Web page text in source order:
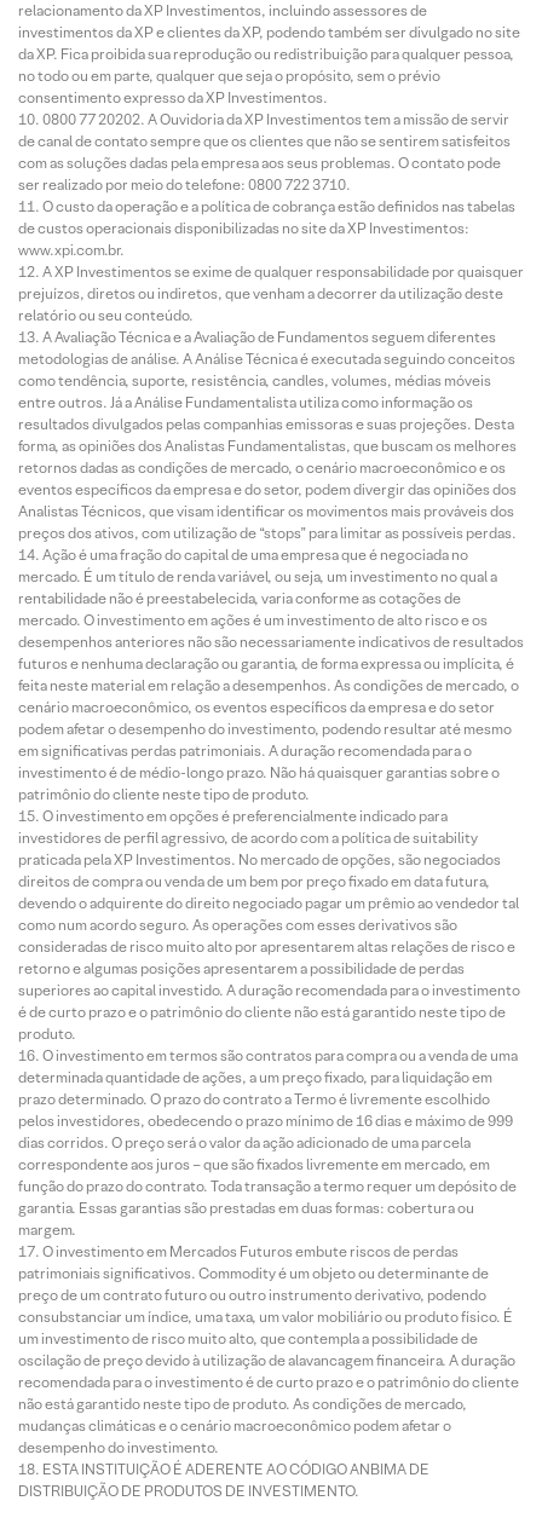
relacionamento da XP Investimentos, incluindo assessores de
investimentos da XP e clientes da XP, podendo também ser divulgado no site
da XP. Fica proibida sua reprodução ou redistribuição para qualquer pessoa,
no todo ou em parte, qualquer que seja o propósito, sem o prévio
consentimento expresso da XP Investimentos.
0800 77 20202. A Ouvidoria da XP Investimentos tem a missão de servir
de canal de contato sempre que os clientes que não se sentirem satisfeitos
com as soluções dadas pela empresa aos seus problemas. O contato pode
ser realizado por meio do telefone: 0800 722 3710.
O custo da operação e a política de cobrança estão definidos nas tabelas
de custos operacionais disponibilizadas no site da XP Investimentos:
www.xpi.com.br.
A XP Investimentos se exime de qualquer responsabilidade por quaisquer
prejuízos, diretos ou indiretos, que venham a decorrer da utilização deste
relatório ou seu conteúdo.
A Avaliação Técnica e a Avaliação de Fundamentos seguem diferentes
metodologias de análise. A Análise Técnica é executada seguindo conceitos
como tendência, suporte, resistência, candles, volumes, médias móveis
entre outros. Já a Análise Fundamentalista utiliza como informação os
resultados divulgados pelas companhias emissoras e suas projeções. Desta
forma, as opiniões dos Analistas Fundamentalistas, que buscam os melhores
retornos dadas as condições de mercado, o cenário macroeconômico e os
eventos específicos da empresa e do setor, podem divergir das opiniões dos
Analistas Técnicos, que visam identificar os movimentos mais prováveis dos
preços dos ativos, com utilização de “stops” para limitar as possíveis perdas.
Ação é uma fração do capital de uma empresa que é negociada no
mercado. É um título de renda variável, ou seja, um investimento no qual a
rentabilidade não é preestabelecida, varia conforme as cotações de
mercado. O investimento em ações é um investimento de alto risco e os
desempenhos anteriores não são necessariamente indicativos de resultados
futuros e nenhuma declaração ou garantia, de forma expressa ou implícita, é
feita neste material em relação a desempenhos. As condições de mercado, o
cenário macroeconômico, os eventos específicos da empresa e do setor
podem afetar o desempenho do investimento, podendo resultar até mesmo
em significativas perdas patrimoniais. A duração recomendada para o
investimento é de médio-longo prazo. Não há quaisquer garantias sobre o
patrimônio do cliente neste tipo de produto.
O investimento em opções é preferencialmente indicado para
investidores de perfil agressivo, de acordo com a política de suitability
praticada pela XP Investimentos. No mercado de opções, são negociados
direitos de compra ou venda de um bem por preço fixado em data futura,
devendo o adquirente do direito negociado pagar um prêmio ao vendedor tal
como num acordo seguro. As operações com esses derivativos são
consideradas de risco muito alto por apresentarem altas relações de risco e
retorno e algumas posições apresentarem a possibilidade de perdas
superiores ao capital investido. A duração recomendada para o investimento
é de curto prazo e o patrimônio do cliente não está garantido neste tipo de
produto.
O investimento em termos são contratos para compra ou a venda de uma
determinada quantidade de ações, a um preço fixado, para liquidação em
prazo determinado. O prazo do contrato a Termo é livremente escolhido
pelos investidores, obedecendo o prazo mínimo de 16 dias e máximo de 999
dias corridos. O preço será o valor da ação adicionado de uma parcela
correspondente aos juros – que são fixados livremente em mercado, em
função do prazo do contrato. Toda transação a termo requer um depósito de
garantia. Essas garantias são prestadas em duas formas: cobertura ou
margem.
O investimento em Mercados Futuros embute riscos de perdas
patrimoniais significativos. Commodity é um objeto ou determinante de
preço de um contrato futuro ou outro instrumento derivativo, podendo
consubstanciar um índice, uma taxa, um valor mobiliário ou produto físico. É
um investimento de risco muito alto, que contempla a possibilidade de
oscilação de preço devido à utilização de alavancagem financeira. A duração
recomendada para o investimento é de curto prazo e o patrimônio do cliente
não está garantido neste tipo de produto. As condições de mercado,
mudanças climáticas e o cenário macroeconômico podem afetar o
desempenho do investimento.
ESTA INSTITUIÇÃO É ADERENTE AO CÓDIGO ANBIMA DE
DISTRIBUIÇÃO DE PRODUTOS DE INVESTIMENTO.